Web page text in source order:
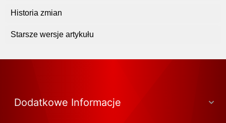
Historia zmian
Starsze wersje artykułu
Dodatkowe Informacje